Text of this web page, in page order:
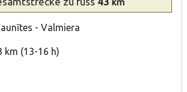
km
- Valmiera
km (13-16 h)